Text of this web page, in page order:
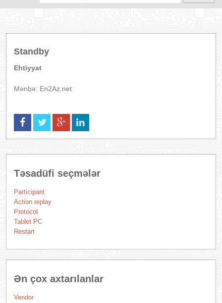
PROQRAMLAR
Standby
Ehtiyyat
Mənbə: En2Az.net
Təsadüfi seçmələr
Participant
Action replay
Protocol
Tablet PC
Restart
Ən çox axtarılanlar
Vendor